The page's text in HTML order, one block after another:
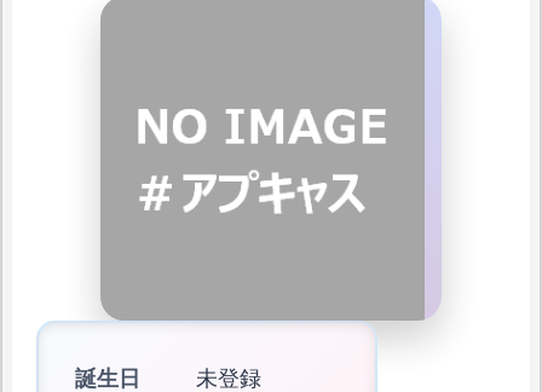
誕生日
未登録